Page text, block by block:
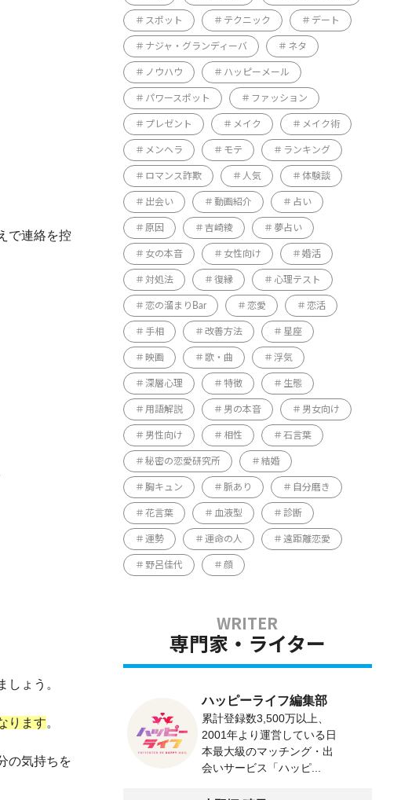
で連絡を控
ょう。
ります。
の気持ちを
スポット テクニック デート
ナジャ・グランディーバ ネタ
ノウハウ ハッピーメール
パワースポット ファッション
プレゼント メイク メイク術
メンヘラ モテ ランキング
ロマンス詐欺 人気 体験談
出会い 動画紹介 占い
原因 吉崎綾 夢占い
女の本音 女性向け 婚活
対処法 復縁 心理テスト
恋の溜まりBar 恋愛 恋活
手相 改善方法 星座
映画 歌・曲 浮気
深層心理 特徴 生態
用語解説 男の本音 男女向け
男性向け 相性 石言葉
秘密の恋愛研究所 結婚
胸キュン 脈あり 自分磨き
花言葉 血液型 診断
運勢 運命の人 遠距離恋愛
野呂佳代 顔
専門家・ライター
ハッピーライフ編集部
累計登録数3,500万以上、
2001年より運営している日
本最大級のマッチング・出
会いサービス「ハッピ...